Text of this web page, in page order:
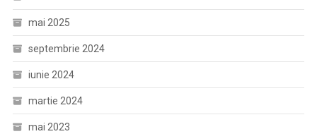
mai 2025
septembrie 2024
iunie 2024
martie 2024
mai 2023